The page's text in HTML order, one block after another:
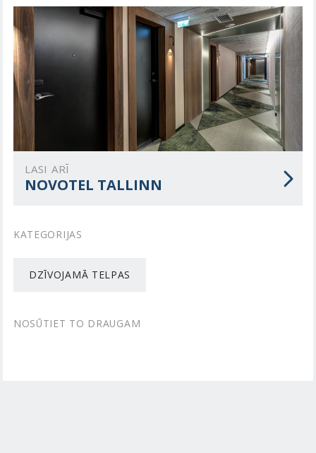
LASI ARĪ
NOVOTEL TALLINN
KATEGORIJAS
DZĪVOJAMĀ TELPAS
NOSŪTIET TO DRAUGAM